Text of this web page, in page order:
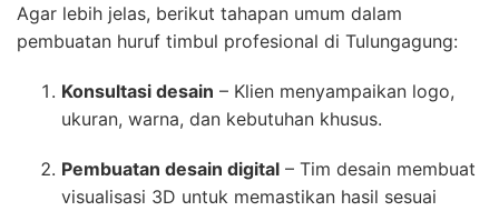
Agar lebih jelas, berikut tahapan umum dalam
pembuatan huruf timbul profesional di Tulungagung:
Konsultasi desain – Klien menyampaikan logo,
ukuran, warna, dan kebutuhan khusus.
Pembuatan desain digital – Tim desain membuat
visualisasi 3D untuk memastikan hasil sesuai